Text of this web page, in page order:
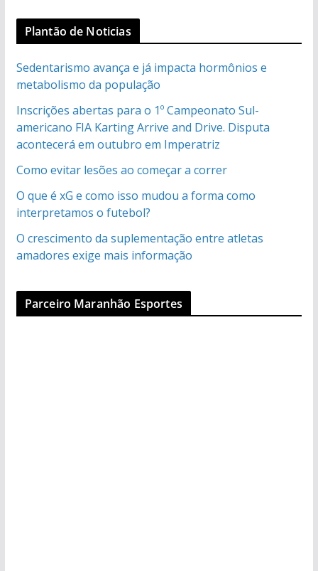
Plantão de Noticias
Sedentarismo avança e já impacta hormônios e
metabolismo da população
Inscrições abertas para o 1º Campeonato Sul-
americano FIA Karting Arrive and Drive. Disputa
acontecerá em outubro em Imperatriz
Como evitar lesões ao começar a correr
O que é xG e como isso mudou a forma como
interpretamos o futebol?
O crescimento da suplementação entre atletas
amadores exige mais informação
Parceiro Maranhão Esportes